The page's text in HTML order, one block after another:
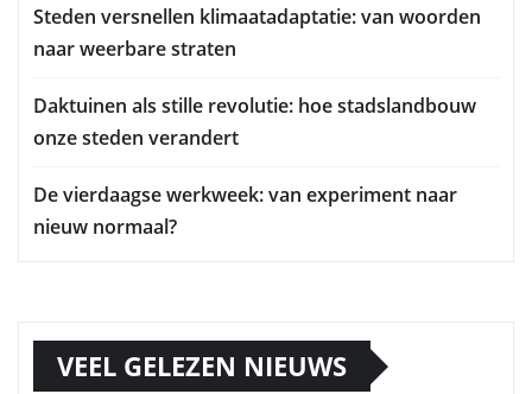
Steden versnellen klimaatadaptatie: van woorden
naar weerbare straten
Daktuinen als stille revolutie: hoe stadslandbouw
onze steden verandert
De vierdaagse werkweek: van experiment naar
nieuw normaal?
VEEL GELEZEN NIEUWS